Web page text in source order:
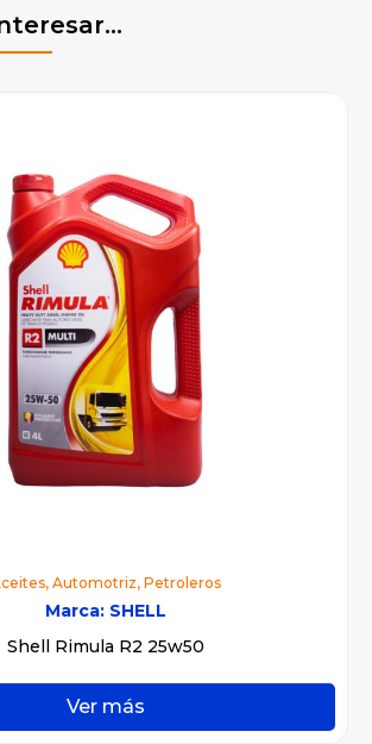
, Automotriz, Petroleros
Marca: SHELL
Shell Rimula R2 25w50
Ver más